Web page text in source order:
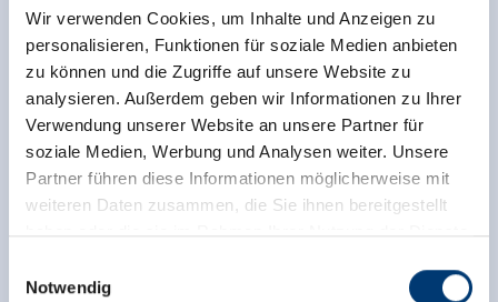
Wir verwenden Cookies, um Inhalte und Anzeigen zu
personalisieren, Funktionen für soziale Medien anbieten
zu können und die Zugriffe auf unsere Website zu
analysieren. Außerdem geben wir Informationen zu Ihrer
Verwendung unserer Website an unsere Partner für
soziale Medien, Werbung und Analysen weiter. Unsere
Partner führen diese Informationen möglicherweise mit
weiteren Daten zusammen, die Sie ihnen bereitgestellt
haben oder die sie im Rahmen Ihrer Nutzung der Dienste
Notwendig